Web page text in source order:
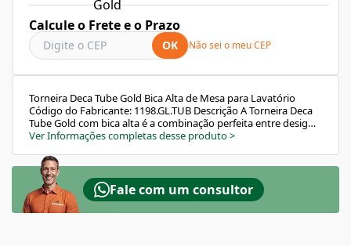
Calcule o Frete e o Prazo
OK Não sei o meu CEP
Torneira Deca Tube Gold Bica Alta de Mesa para Lavatório
Código do Fabricante: 1198.GL.TUB Descrição A Torneira Deca
Tube Gold com bica alta é a combinação perfeita entre design
moderno e funcionalidade. Seu visual minimalista e
ambiente, enquanto o mecanismo de 1/4 de volta e o arejador
integrado proporcionam conforto e economia no uso diário.
Características e Benefícios Design sofisticado e minimalista
com acabamento Gold Mecanismo de 1/4 de volta: mais
conforto e precisão na regulagem Jato aerado: evita
Ver Informações completas desse produto>
Fale com um consultor